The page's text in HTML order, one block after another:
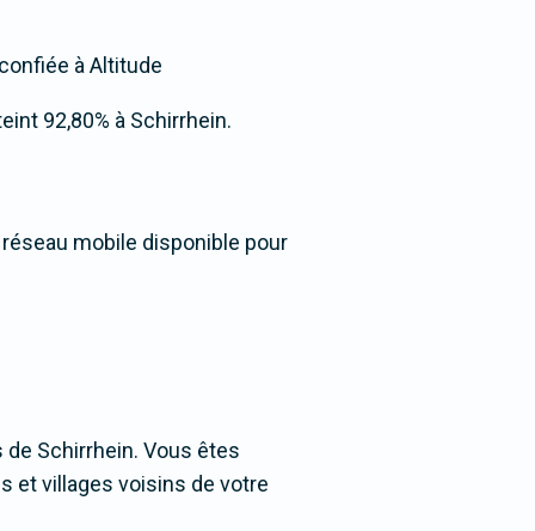
à Altitude
92,80% à Schirrhein.
mobile disponible pour
Schirrhein. Vous êtes
et villages voisins de votre